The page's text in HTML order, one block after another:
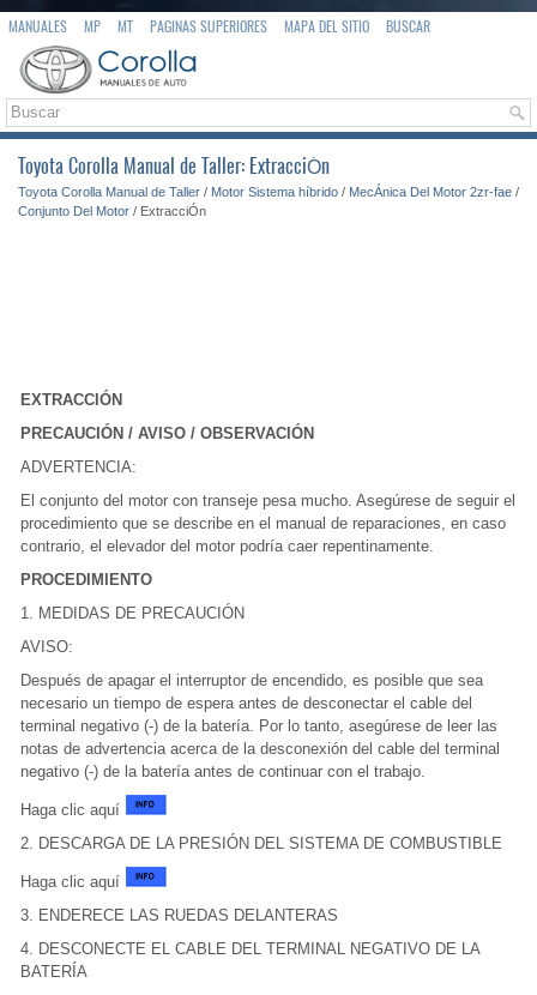
MANUALES MP MT PAGINAS SUPERIORES MAPA DEL SITIO BUSCAR
Toyota Corolla Manual de Taller: ExtracciÓn
Toyota Corolla Manual de Taller / Motor Sistema híbrido / MecÁnica Del Motor 2zr-fae /
Conjunto Del Motor / ExtracciÓn
EXTRACCIÓN
PRECAUCIÓN / AVISO / OBSERVACIÓN
ADVERTENCIA:
El conjunto del motor con transeje pesa mucho. Asegúrese de seguir el
procedimiento que se describe en el manual de reparaciones, en caso
contrario, el elevador del motor podría caer repentinamente.
PROCEDIMIENTO
1. MEDIDAS DE PRECAUCIÓN
AVISO:
Después de apagar el interruptor de encendido, es posible que sea
necesario un tiempo de espera antes de desconectar el cable del
terminal negativo (-) de la batería. Por lo tanto, asegúrese de leer las
notas de advertencia acerca de la desconexión del cable del terminal
negativo (-) de la batería antes de continuar con el trabajo.
Haga clic aquí
2. DESCARGA DE LA PRESIÓN DEL SISTEMA DE COMBUSTIBLE
Haga clic aquí
3. ENDERECE LAS RUEDAS DELANTERAS
4. DESCONECTE EL CABLE DEL TERMINAL NEGATIVO DE LA
BATERÍA